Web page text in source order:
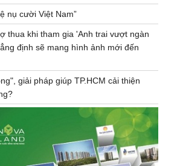
nụ cười Việt Nam”
thua khi tham gia 'Anh trai vượt ngàn
định sẽ mang hình ảnh mới đến
giải pháp giúp TP.HCM cải thiện